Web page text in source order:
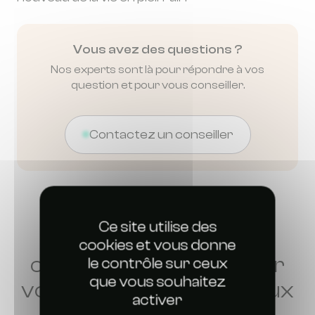
Ce site utilise des
cookies et vous donne
le contrôle sur ceux
que vous souhaitez
activer
Vous avez des questions ?
Nos experts sont là pour répondre à vos
question et pour vous conseiller.
Contactez un conseiller
Découvrez tous nos
conseils pour retrouver
votre tranquillité face aux